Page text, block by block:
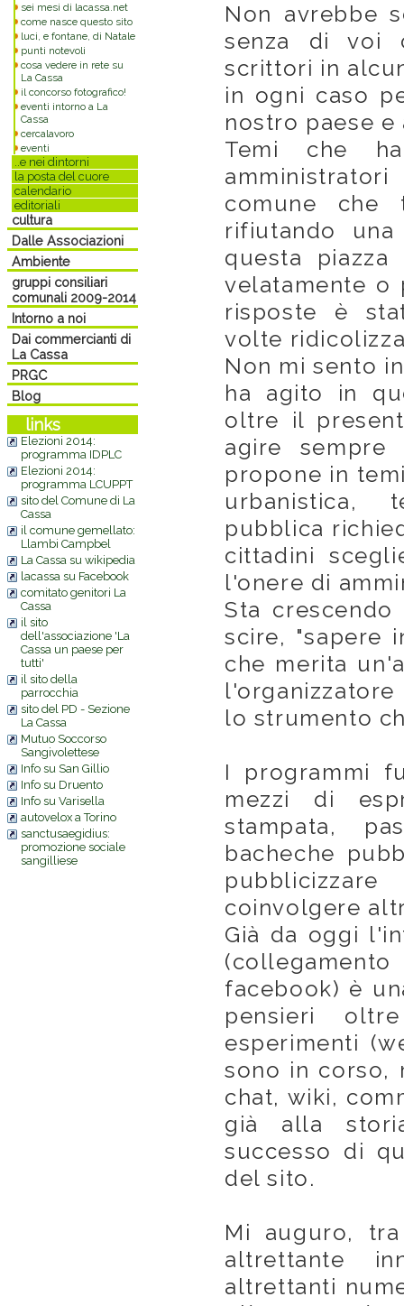
sei mesi di lacassa.net
come nasce questo sito
luci, e fontane, di Natale
punti notevoli
cosa vedere in rete su
La Cassa
il concorso fotografico!
eventi intorno a La
Cassa
cercalavoro
eventi
..e nei dintorni
la posta del cuore
calendario
editoriali
cultura
Dalle Associazioni
Ambiente
gruppi consiliari
comunali 2009-2014
Intorno a noi
Dai commercianti di
La Cassa
PRGC
Blog
links
Elezioni 2014:
programma IDPLC
Elezioni 2014:
programma LCUPPT
sito del Comune di La
Cassa
il comune gemellato:
Llambi Campbel
La Cassa su wikipedia
lacassa su Facebook
comitato genitori La
Cassa
il sito
dell'associazione 'La
Cassa un paese per
tutti'
il sito della
parrocchia
sito del PD - Sezione
La Cassa
Mutuo Soccorso
Sangivolettese
Info su San Gillio
Info su Druento
Info su Varisella
autovelox a Torino
sanctusaegidius:
promozione sociale
sangilliese
Non avrebbe
senza di voi
scrittori in
in ogni caso
nostro paese
Temi che
comune che
rifiutando
questa
velatamente o
risposte è
volte
Non mi sento
ha agito in
oltre il
agire
propone in
urbanistica,
pubblica
cittadini
l'onere di
Sta
scire, "sapere
che merita
l'organizzatore
lo strumento
I programmi
mezzi di
stampata,
bacheche
coinvolgere
Già da oggi
facebook) è
pensieri
esperimenti
sono in corso,
chat, wiki,
già alla
successo di
del sito.
Mi auguro,
altrettante
altrettanti